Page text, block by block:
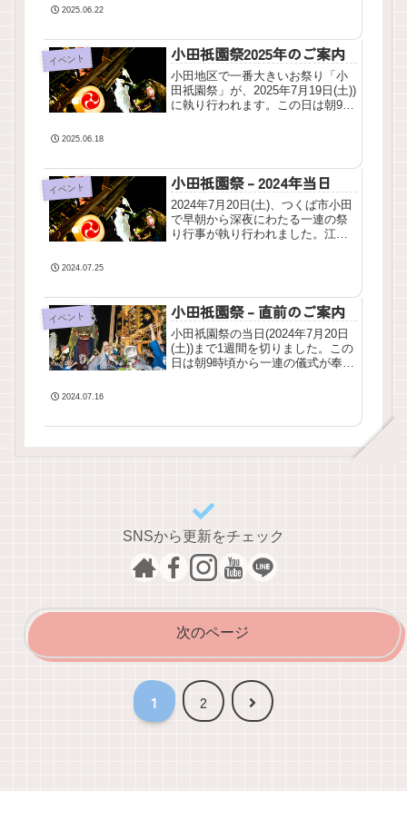
ち小田東部八坂神社境内の練習で
まず目を引くことは、年齢層の広
さ...
2025.06.22
イベント 小田祇園祭2025年のご案内
小田地区で一番大きいお祭り「小
田祇園祭」が、2025年7月19日(土))
に執り行われます。この日は朝9時
に調子が変わる...
2025.06.18
イベント 小田祇園祭 – 2024年当日
2024年7月20日(土)、つくば市小田
で早朝から深夜にわたる一連の祭
り行事が執り行われました。江戸
主催者である区会のみ...
2024.07.25
イベント 小田祇園祭 – 直前のご案内
小田祇園祭の当日(2024年7月20日
(土))まで1週間を切りました。この
日は朝9時頃から一連の儀式が奉納
2024.07.16
SNSから更新をチェック
次のページ
1 2
次